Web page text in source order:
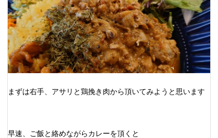
まずは右手、アサリと鶏挽き肉から頂いてみようと思います
早速、ご飯と絡めながらカレーを頂くと